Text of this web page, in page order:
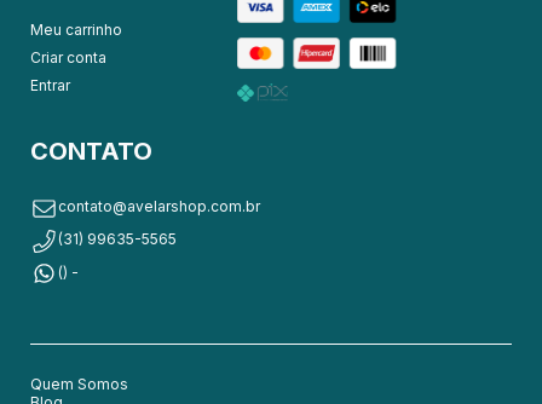
Meu carrinho
Criar conta
Entrar
CONTATO
contato@avelarshop.com.br
(31) 99635-5565
() -
Quem Somos